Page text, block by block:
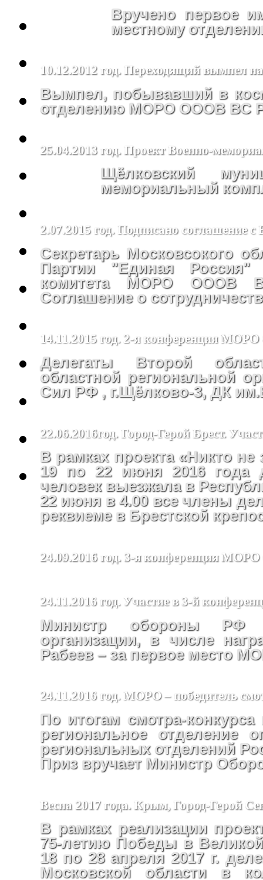
Вручено первое
местному
10.12.2012 год. Переходящий вымпел
Вымпел, побывавший в
отделению МОРО ОООВ ВС
25.04.2013 год. Проект Военно-
Щёлковский
мемориальный
2.07.2015 год. Подписано соглашение с
Секретарь Московсокого
Партии "Единая
комитета МОРО ОООВ
Соглашение о
14.11.2015 год. 2-я конференция
Делегаты Второй
областной региональной
Сил РФ , г.Щёлково-3, ДК
22.06.2016год. Город-Герой Брест.
В рамках проекта «Никто
19 по 22 июня 2016 года
человек выезжала в
22 июня в 4.00 все члены
реквиеме в Брестской
24.09.2016 год. 3-я конференция
24.11.2016 год. Участие в 3-й
Министр обороны РФ
организации, в числе
Рабеев – за первое место
24.11.2016 год. МОРО – победитель
По итогам смотра-
региональное отделение
региональных отделений
Приз вручает Министр
Весна 2017 года. Крым, Город-Герой
В рамках реализации
75-летию Победы в
18 по 28 апреля 2017 г.
Московской области в